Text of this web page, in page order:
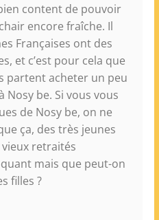
content de pouvoir
encore fraîche. Il
Françaises ont des
et c’est pour cela que
partent acheter un peu
Nosy be. Si vous vous
de Nosy be, on ne
ça, des très jeunes
retraités
mais que peut-on
filles ?